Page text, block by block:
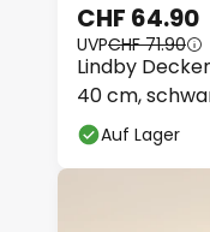
Lindby
40 cm,
CHF 64.90
UVPCHF 71.90
Auf Lager